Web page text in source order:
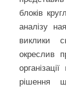
блоків
аналізу
виклики
окреслив
рішення